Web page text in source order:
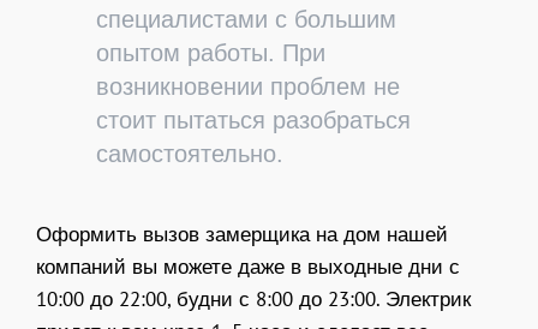
специалистами с большим
опытом работы. При
возникновении проблем не
стоит пытаться разобраться
самостоятельно.
Оформить вызов замерщика на дом нашей
компаний вы можете даже в выходные дни с
10:00 до 22:00, будни с 8:00 до 23:00. Электрик